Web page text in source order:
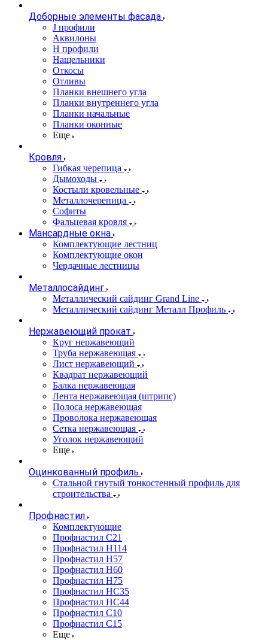
Доборные элементы фасада
J профили
Аквилоны
Н профили
Нащельники
Откосы
Отливы
Планки внешнего угла
Планки внутреннего угла
Планки начальные
Планки оконные
Еще
Кровля
Гибкая черепица
Дымоходы
Костыли кровельные
Металлочерепица
Софиты
Фальцевая кровля
Мансардные окна
Комплектующие лестниц
Комплектующие окон
Чердачные лестницы
Металлосайдинг
Металлический сайдинг Grand Line
Металлический сайдинг Металл Профиль
Нержавеющий прокат
Круг нержавеющий
Труба нержавеющая
Лист нержавеющий
Квадрат нержавеющий
Балка нержавеющая
Лента нержавеющая (штрипс)
Полоса нержавеющая
Проволока нержавеющая
Сетка нержавеющая
Уголок нержавеющий
Еще
Оцинкованный профиль
Стальной гнутый тонкостенный профиль для
строительства
Профнастил
Комплектующие
Профнастил C21
Профнастил Н114
Профнастил Н57
Профнастил Н60
Профнастил Н75
Профнастил НС35
Профнастил НС44
Профнастил С10
Профнастил С15
Еще